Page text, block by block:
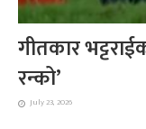
गीतकार
रन्को’
July 23, 2026